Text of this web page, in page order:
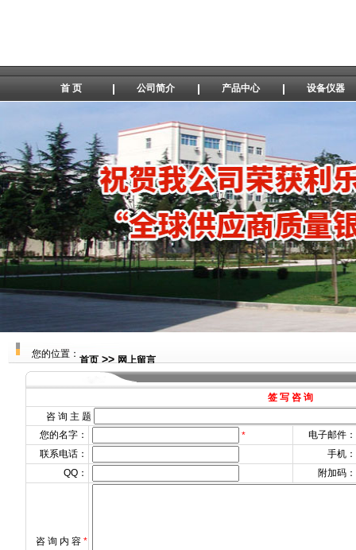
首 页 公司简介 产品中心 设备仪器
您的位置：
首页>>网上留言
签 写 咨 询
咨 询 主 题
您的名字：
*
电子邮件：
联系电话：
手机：
QQ：
附加码：
咨 询 内 容 *